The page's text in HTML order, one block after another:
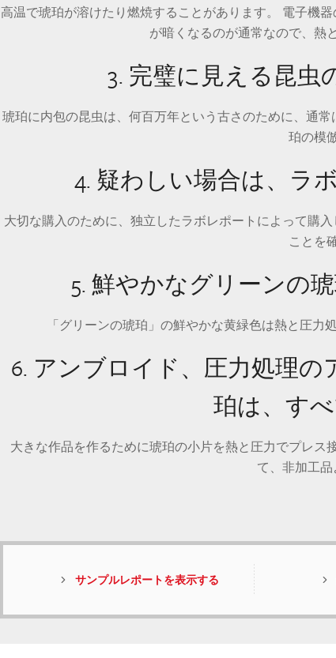
高温で琥珀が溶けたり燃焼することがあります。 電子機
が暗くなるのが通常なので、熱
3. 完璧に見える昆虫
琥珀に内包の昆虫は、何百万年という古さのために、通
珀の模
4. 疑わしい場合は、ラ
大切な購入のために、独立したラボレポートによって購
ことを
5. 鮮やかなグリーンの
「グリーンの琥珀」の鮮やかな黄緑色は熱と圧力
6. アンブロイド、圧力処理
珀は、す
大きな作品を作るために琥珀の小片を熱と圧力でプレ
て、非加工品
サンプルレポートを表示する